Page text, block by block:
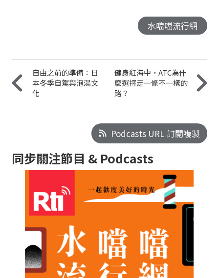
水噹噹流行網
自由之前的準備：日
本冬季自駕與泡湯文
化
健身紅海中，ATC為什
麼選擇走一條不一樣的
路？
Podcasts URL 訂閱複製
同步關注節目 & Podcasts